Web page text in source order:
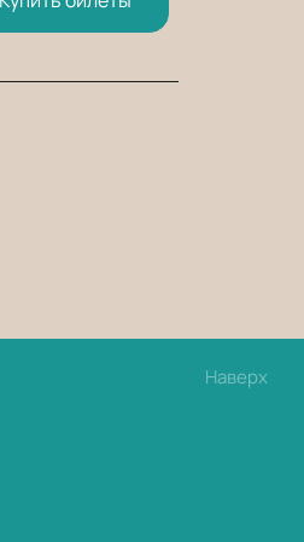
Наверх